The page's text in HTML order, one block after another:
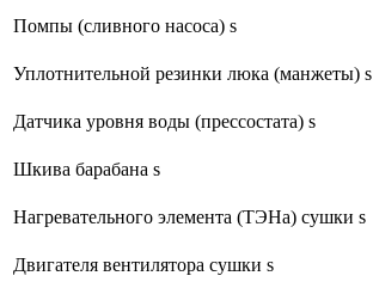
Помпы (сливного насоса) s
Уплотнительной резинки люка (манжеты) s
Датчика уровня воды (прессостата) s
Шкива барабана s
Нагревательного элемента (ТЭНа) сушки s
Двигателя вентилятора сушки s